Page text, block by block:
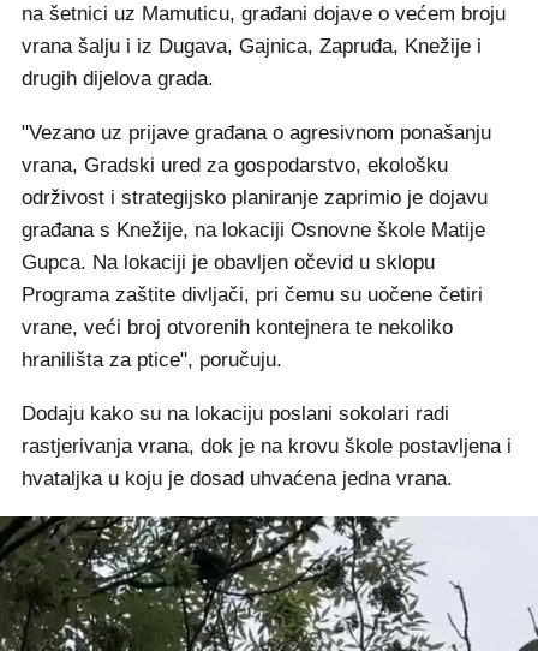
na šetnici uz Mamuticu, građani dojave o većem broju
vrana šalju i iz Dugava, Gajnica, Zapruđa, Knežije i
drugih dijelova grada.
"Vezano uz prijave građana o agresivnom ponašanju
vrana, Gradski ured za gospodarstvo, ekološku
održivost i strategijsko planiranje zaprimio je dojavu
građana s Knežije, na lokaciji Osnovne škole Matije
Gupca. Na lokaciji je obavljen očevid u sklopu
Programa zaštite divljači, pri čemu su uočene četiri
vrane, veći broj otvorenih kontejnera te nekoliko
hranilišta za ptice", poručuju.
Dodaju kako su na lokaciju poslani sokolari radi
rastjerivanja vrana, dok je na krovu škole postavljena i
hvataljka u koju je dosad uhvaćena jedna vrana.